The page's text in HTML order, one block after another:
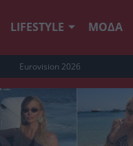
LIFESTYLE ΜΟΔΑ
Eurovision 2026